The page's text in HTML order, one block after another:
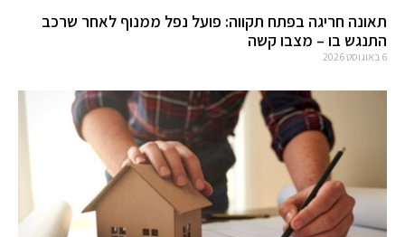
תאונה חריגה בפתח תקווה: פועל נפל ממנוף לאחר שרכב
התנגש בו – מצבו קשה
6 באוגוסט 2026